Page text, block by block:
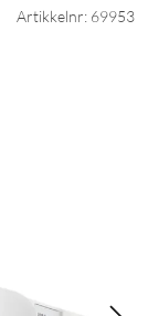
Artikkelnr: 69953